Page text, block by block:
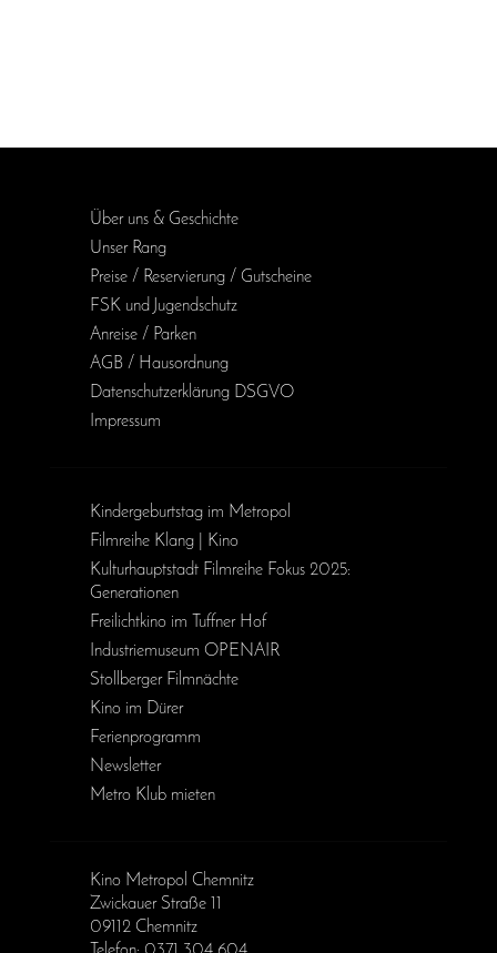
Über uns & Geschichte
Unser Rang
Preise / Reservierung / Gutscheine
FSK und Jugendschutz
Anreise / Parken
AGB / Haus­ordnung
Daten­schutz­erklärung DSGVO
Impressum
Kinder­geburts­tag im Metropol
Filmreihe Klang | Kino
Kulturhauptstadt Filmreihe Fokus 2025:
Generationen
Freilichtkino im Tuffner Hof
Industriemuseum OPENAIR
Stollberger Filmnächte
Kino im Dürer
Ferienprogramm
Newsletter
Metro Klub mieten
Kino Metropol Chemnitz
Zwickauer Straße 11
09112 Chemnitz